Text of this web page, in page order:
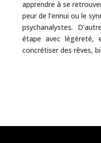
apprendre à se
peur de l’ennui ou le
psychanalystes.
étape avec légèreté,
concrétiser des rêves,